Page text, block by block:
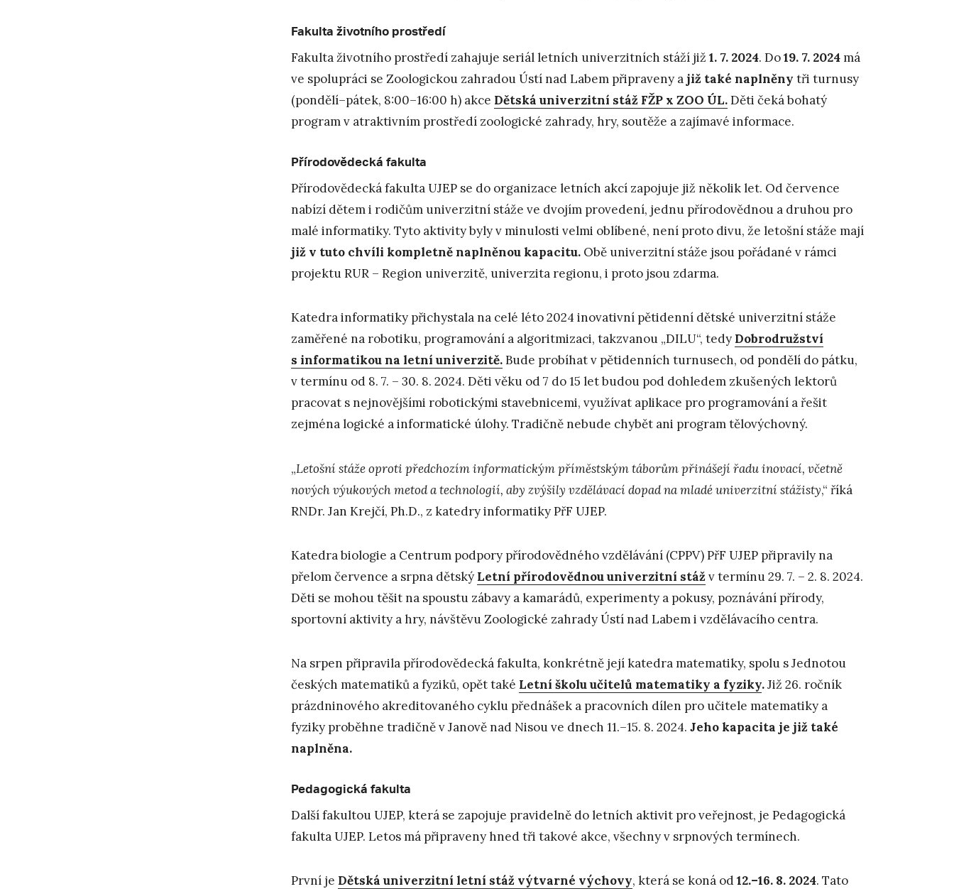
Fakulta životního prostředí
Fakulta životního prostředí zahajuje seriál letních univerzitních stáží již 1. 7. 2024. Do19. 7. 2024má
ve spolupráci se Zoologickou zahradou Ústí nad Labem připraveny ajiž také naplněny tři turnusy
(pondělí–pátek, 8:00–16:00 h) akce Dětská univerzitní stáž FŽP x ZOO ÚL.Děti čeká bohatý
program v atraktivním prostředí zoologické zahrady, hry, soutěže a zajímavé informace.
Přírodovědecká fakulta
Přírodovědecká fakulta UJEP se do organizace letních akcí zapojuje již několik let. Od července
nabízí dětem i rodičům univerzitní stáže ve dvojím provedení, jednu přírodovědnou a druhou pro
malé informatiky. Tyto aktivity byly v minulosti velmi oblíbené, není proto divu, že letošní stáže mají
již v tuto chvíli kompletně naplněnou kapacitu. Obě univerzitní stáže jsou pořádané v rámci
projektu RUR – Region univerzitě, univerzita regionu, i proto jsou zdarma.
Katedra informatiky přichystala na celé léto 2024 inovativní pětidenní dětské univerzitní stáže
zaměřené na robotiku, programování a algoritmizaci, takzvanou „DILU“, tedy Dobrodružství
s informatikou na letní univerzitě.Bude probíhat v pětidenních turnusech, od pondělí do pátku,
v termínu od 8. 7. – 30. 8. 2024. Děti věku od 7 do 15 let budou pod dohledem zkušených lektorů
pracovat s nejnovějšími robotickými stavebnicemi, využívat aplikace pro programování a řešit
zejména logické a informatické úlohy. Tradičně nebude chybět ani program tělovýchovný.
„Letošní stáže oproti předchozím informatickým příměstským táborům přinášejí řadu inovací, včetně
nových výukových metod a technologií, aby zvýšily vzdělávací dopad na mladé univerzitní stážisty,“ říká
RNDr. Jan Krejčí, Ph.D., z katedry informatiky PřF UJEP.
Katedra biologie a Centrum podpory přírodovědného vzdělávání (CPPV) PřF UJEP připravily na
přelom července a srpna dětský Letní přírodovědnou univerzitní stážv termínu 29. 7. – 2. 8. 2024.
Děti se mohou těšit na spoustu zábavy a kamarádů, experimenty a pokusy, poznávání přírody,
sportovní aktivity a hry, návštěvu Zoologické zahrady Ústí nad Labem i vzdělávacího centra.
Na srpen připravila přírodovědecká fakulta, konkrétně její katedra matematiky, spolu s Jednotou
českých matematiků a fyziků, opět také Letní školu učitelů matematiky a fyziky.Již 26. ročník
prázdninového akreditovaného cyklu přednášek a pracovních dílen pro učitele matematiky a
fyziky proběhne tradičně v Janově nad Nisou ve dnech 11.–15. 8. 2024. Jeho kapacita je již také
naplněna.
Pedagogická fakulta
Další fakultou UJEP, která se zapojuje pravidelně do letních aktivit pro veřejnost, je Pedagogická
fakulta UJEP. Letos má připraveny hned tři takové akce, všechny v srpnových termínech.
První je Dětská univerzitní letní stáž výtvarné výchovy, která se koná od12.–16. 8. 2024. Tato